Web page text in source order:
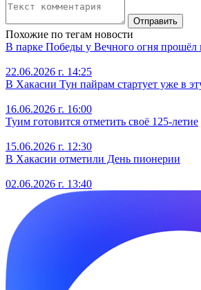
Отправить
Похожие по тегам новости
В парке Победы у Вечного огня
22.06.2026 г. 14:25
В Хакасии Тун пайрам стартует уже в
16.06.2026 г. 16:00
Туим готовится отметить своё 125-летие
15.06.2026 г. 12:30
В Хакасии отметили День пионерии
02.06.2026 г. 13:40